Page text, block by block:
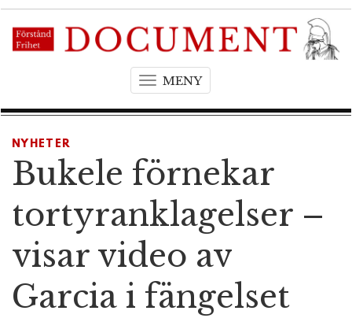
MENYT
g
e
a
v
i
g
a
t
NYHETER
Bukele förnekar
tortyranklagelser –
visar video av
Garcia i fängelset